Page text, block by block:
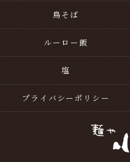
鳥そば
ルーロー飯
塩
プライバシーポリシー